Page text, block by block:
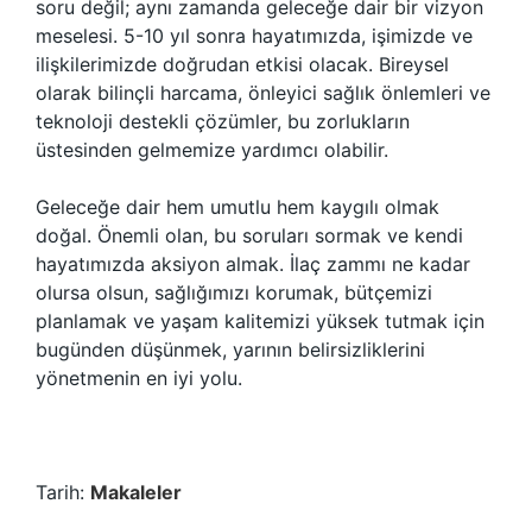
soru değil; aynı zamanda geleceğe dair bir vizyon
meselesi. 5-10 yıl sonra hayatımızda, işimizde ve
ilişkilerimizde doğrudan etkisi olacak. Bireysel
olarak bilinçli harcama, önleyici sağlık önlemleri ve
teknoloji destekli çözümler, bu zorlukların
üstesinden gelmemize yardımcı olabilir.
Geleceğe dair hem umutlu hem kaygılı olmak
doğal. Önemli olan, bu soruları sormak ve kendi
hayatımızda aksiyon almak. İlaç zammı ne kadar
olursa olsun, sağlığımızı korumak, bütçemizi
planlamak ve yaşam kalitemizi yüksek tutmak için
bugünden düşünmek, yarının belirsizliklerini
yönetmenin en iyi yolu.
Tarih: Makaleler